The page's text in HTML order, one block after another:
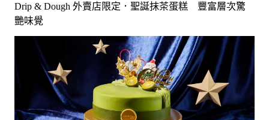
Drip & Dough 外賣店限定．聖誕抹茶蛋糕 豐富層次驚
艷味覺